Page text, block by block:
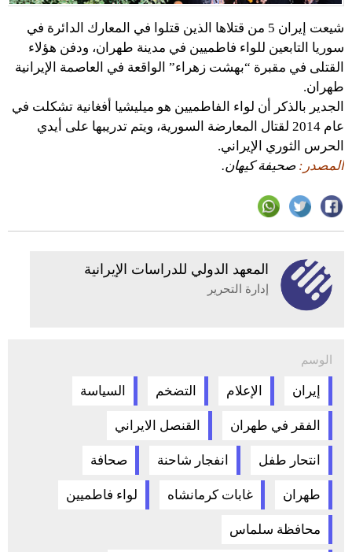
شيعت إيران 5 من قتلاها الذين قتلوا في المعارك الدائرة في
سوريا التابعين للواء فاطميين في مدينة طهران، ودفن هؤلاء
القتلى في مقبرة “بهشت زهراء” الواقعة في العاصمة الإيرانية
طهران.
الجدير بالذكر أن لواء الفاطميين هو ميليشيا أفغانية تشكلت في
عام 2014 لقتال المعارضة السورية، ويتم تدريبها على أيدي
الحرس الثوري الإيراني.
المصدر: صحيفة كيهان.
المعهد الدولي للدراسات الإيرانية
إدارة التحرير
الوسم
إيران الإعلام التضخم السياسة
الفقر في طهران القنصل الايراني
انتحار طفل انفجار شاحنة صحافة
طهران غابات كرمانشاه لواء فاطميين
محافظة سلماس